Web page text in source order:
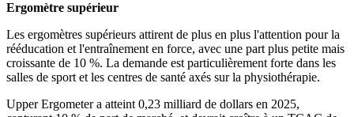
Ergomètre supérieur
Les ergomètres supérieurs attirent de plus en plus l'attention pour la
rééducation et l'entraînement en force, avec une part plus petite mais
croissante de 10 %. La demande est particulièrement forte dans les
salles de sport et les centres de santé axés sur la physiothérapie.
Upper Ergometer a atteint 0,23 milliard de dollars en 2025,